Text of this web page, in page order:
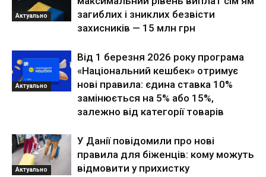
Актуально
загиблих і зниклих безвісти
захисників — 15 млн грн
Актуально
Від 1 березня 2026 року програма
«Національний кешбек» отримує
нові правила: єдина ставка 10%
замінюється на 5% або 15%,
залежно від категорії товарів
Актуально
У Данії повідомили про нові
правила для біженців: кому можуть
відмовити у прихистку